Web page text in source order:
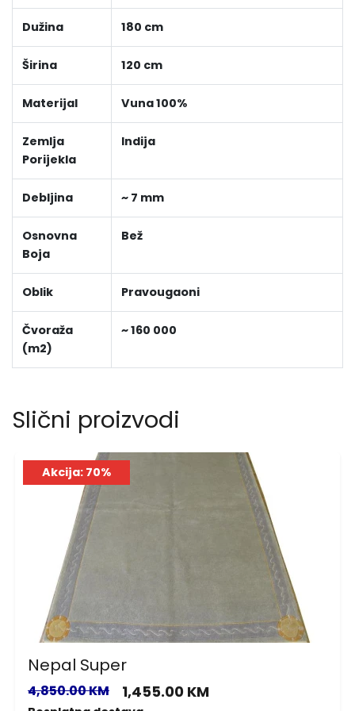
Dužina 180 cm
Širina 120 cm
Materijal Vuna 100%
Zemlja
Porijekla
Indija
Debljina ~ 7 mm
Osnovna
Boja
Bež
Oblik Pravougaoni
Čvoraža
(m2)
~ 160 000
Slični proizvodi
Akcija: 70%
Nepal Super
4,850.00 KM 1,455.00 KM